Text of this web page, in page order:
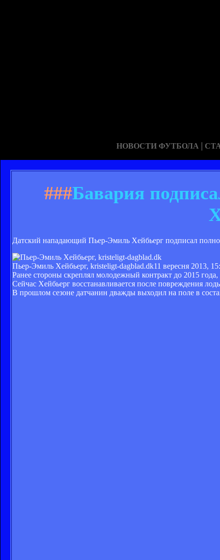
НОВОСТИ ФУТБОЛА |
###Бавария
Датский нападающий Пьер-Эмиль Хейбьерг подписал
Пьер-Эмиль Хейбьерг, kristeligt-dagblad.dk11 вересня 2013,
Ранее стороны скреплял молодежный контракт до 2015
Сейчас Хейбьерг восстанавливается после повреждения
В прошлом сезоне датчанин дважды выходил на поле в